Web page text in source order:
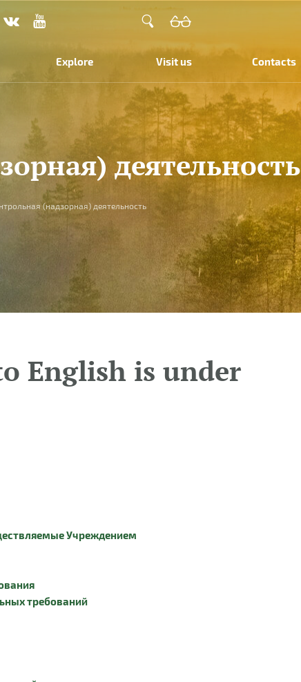
Explore Visit us Contacts
деятельность
(надзорная) деятельность
English is under
Учреждением
требований